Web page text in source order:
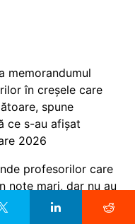
memorandumul
în creșele care
spune
ce s-au afișat
2026
profesorilor care
note mari, dar nu au
În ultimii ani am